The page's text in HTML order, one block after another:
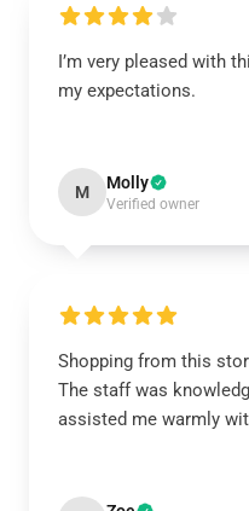
I’m very pleased with
my expectations.
M Molly
Verified owner
Shopping from this
The staff was
assisted me warmly